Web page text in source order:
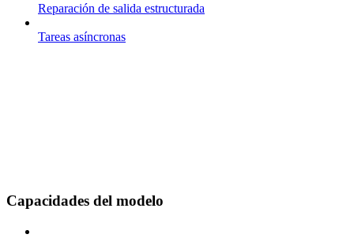
Reparación de salida estructurada
Tareas asíncronas
Capacidades del modelo